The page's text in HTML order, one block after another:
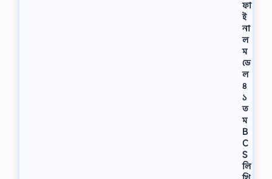
ফা
ই
না
ল
ম
ডে
ল
৪
১
ত
ম
B
C
S
লি